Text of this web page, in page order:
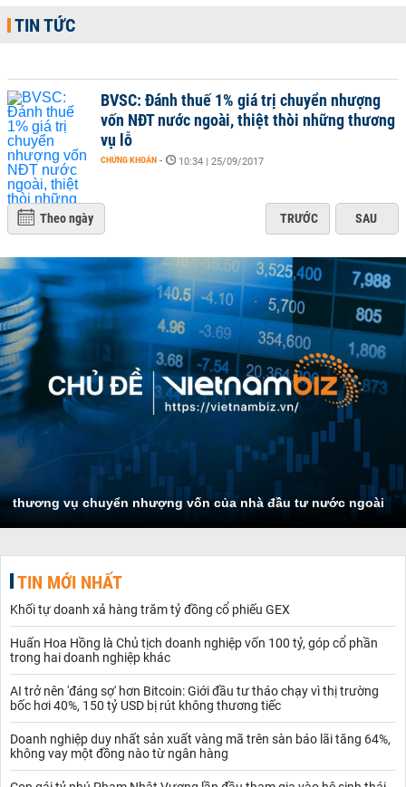
TIN TỨC
BVSC: Đánh thuế 1% giá trị chuyển nhượng
vốn NĐT nước ngoài, thiệt thòi những thương
vụ lỗ
CHỨNG KHOÁN - 10:34 | 25/09/2017
Theo ngày TRƯỚC SAU
thương vụ chuyển nhượng vốn của nhà đầu tư nước ngoài
TIN MỚI NHẤT
Khối tự doanh xả hàng trăm tỷ đồng cổ phiếu GEX
Huấn Hoa Hồng là Chủ tịch doanh nghiệp vốn 100 tỷ, góp cổ phần
trong hai doanh nghiệp khác
AI trở nên 'đáng sợ' hơn Bitcoin: Giới đầu tư tháo chạy vì thị trường
bốc hơi 40%, 150 tỷ USD bị rút không thương tiếc
Doanh nghiệp duy nhất sản xuất vàng mã trên sàn báo lãi tăng 64%,
không vay một đồng nào từ ngân hàng